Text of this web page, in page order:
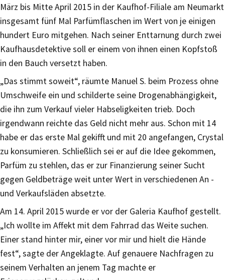
März bis Mitte April 2015 in der Kaufhof-Filiale am Neumarkt
insgesamt fünf Mal Parfümflaschen im Wert von je einigen
hundert Euro mitgehen. Nach seiner Enttarnung durch zwei
Kaufhausdetektive soll er einem von ihnen einen Kopfstoß
in den Bauch versetzt haben.
„Das stimmt soweit“, räumte Manuel S. beim Prozess ohne
Umschweife ein und schilderte seine Drogenabhängigkeit,
die ihn zum Verkauf vieler Habseligkeiten trieb. Doch
irgendwann reichte das Geld nicht mehr aus. Schon mit 14
habe er das erste Mal gekifft und mit 20 angefangen, Crystal
zu konsumieren. Schließlich sei er auf die Idee gekommen,
Parfüm zu stehlen, das er zur Finanzierung seiner Sucht
gegen Geldbeträge weit unter Wert in verschiedenen An -
und Verkaufsläden absetzte.
Am 14. April 2015 wurde er vor der Galeria Kaufhof gestellt.
„Ich wollte im Affekt mit dem Fahrrad das Weite suchen.
Einer stand hinter mir, einer vor mir und hielt die Hände
fest“, sagte der Angeklagte. Auf genauere Nachfragen zu
seinem Verhalten an jenem Tag machte er